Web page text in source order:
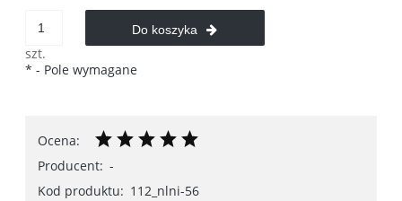
szt.
Do koszyka
* - Pole wymagane
Ocena:
Producent: -
Kod produktu: 112_nlni-56